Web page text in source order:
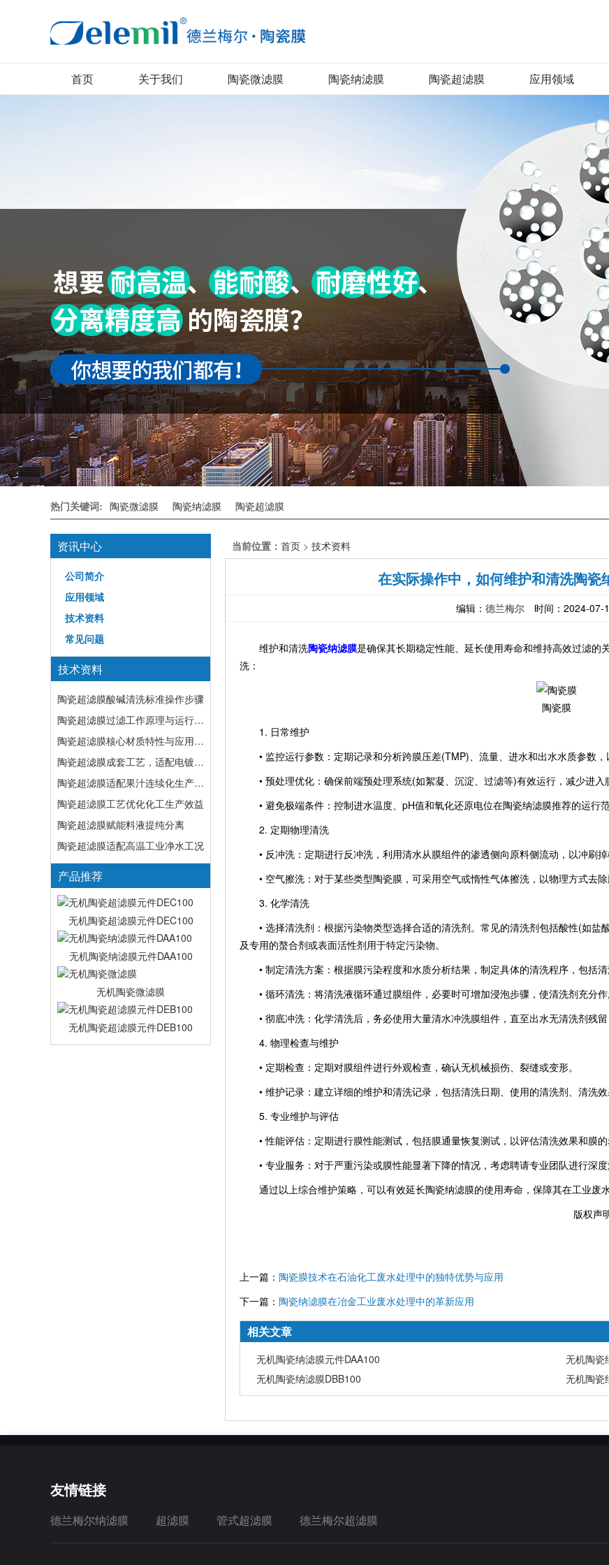
首页 关于我们 陶瓷微滤膜 陶瓷纳滤膜 陶瓷超滤膜 应用领域
热门关键词: 陶瓷微滤膜 陶瓷纳滤膜 陶瓷超滤膜
资讯中心
公司简介
应用领域
技术资料
常见问题
技术资料
陶瓷超滤膜酸碱清洗标准操作步骤
陶瓷超滤膜过滤工作原理与运行逻辑详解
陶瓷超滤膜核心材质特性与应用优势
陶瓷超滤膜成套工艺，适配电镀涂装复杂废水工况
陶瓷超滤膜适配果汁连续化生产工况
陶瓷超滤膜工艺优化化工生产效益
陶瓷超滤膜赋能料液提纯分离
陶瓷超滤膜适配高温工业净水工况
产品推荐
无机陶瓷超滤膜元件DEC100
无机陶瓷纳滤膜元件DAA100
无机陶瓷微滤膜
无机陶瓷超滤膜元件DEB100
当前位置： 首页 > 技术资料
在实际操作中，如何维护和清洗陶瓷
编辑： 德兰梅尔 时间：2024-07-
维护和清洗陶瓷纳滤膜是确保其长期稳定性能、延长使用寿命和维持高效过滤
洗：
陶瓷膜
1. 日常维护
• 监控运行参数：定期记录和分析跨膜压差(TMP)、流量、进水和出水水质参数，
• 预处理优化：确保前端预处理系统(如絮凝、沉淀、过滤等)有效运行，减少进入
• 避免极端条件：控制进水温度、pH值和氧化还原电位在陶瓷纳滤膜推荐的运行范
2. 定期物理清洗
• 反冲洗：定期进行反冲洗，利用清水从膜组件的渗透侧向原料侧流动，以冲刷掉
• 空气擦洗：对于某些类型陶瓷膜，可采用空气或惰性气体擦洗，以物理方式去除
3. 化学清洗
• 选择清洗剂：根据污染物类型选择合适的清洗剂。常见的清洗剂包括酸性(如盐
及专用的螯合剂或表面活性剂用于特定污染物。
• 制定清洗方案：根据膜污染程度和水质分析结果，制定具体的清洗程序，包括清
• 循环清洗：将清洗液循环通过膜组件，必要时可增加浸泡步骤，使清洗剂充分作
• 彻底冲洗：化学清洗后，务必使用大量清水冲洗膜组件，直至出水无清洗剂残留
4. 物理检查与维护
• 定期检查：定期对膜组件进行外观检查，确认无机械损伤、裂缝或变形。
• 维护记录：建立详细的维护和清洗记录，包括清洗日期、使用的清洗剂、清洗效
5. 专业维护与评估
• 性能评估：定期进行膜性能测试，包括膜通量恢复测试，以评估清洗效果和膜的
• 专业服务：对于严重污染或膜性能显著下降的情况，考虑聘请专业团队进行深度
通过以上综合维护策略，可以有效延长陶瓷纳滤膜的使用寿命，保障其在工业废水
版权声明
上一篇： 陶瓷膜技术在石油化工废水处理中的独特优势与应用
下一篇： 陶瓷纳滤膜在冶金工业废水处理中的革新应用
相关文章
无机陶瓷纳滤膜元件DAA100
无机陶瓷
无机陶瓷纳滤膜DBB100
无机陶瓷
友情链接
德兰梅尔纳滤膜 超滤膜 管式超滤膜 德兰梅尔超滤膜